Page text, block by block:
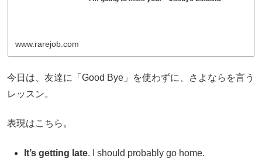
www.rarejob.com
今日は、友達に「Good Bye」を使わずに、さよならを言う
レッスン。
表現はこちら。
It’s getting late. I should probably go home.